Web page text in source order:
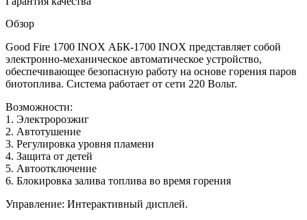
Обзор
Good Fire 1700 INOX АБК-1700 INOX представляет собой
электронно-механическое автоматическое устройство,
обеспечивающее безопасную работу на основе горения паров
биотоплива. Система работает от сети 220 Вольт.
Возможности:
1. Электророзжиг
2. Автотушение
3. Регулировка уровня пламени
4. Защита от детей
5. Автоотключение
6. Блокировка залива топлива во время горения
Управление: Интерактивный дисплей.